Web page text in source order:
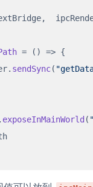
= ( ) => {
sendSync(
exposeInMainWorld (